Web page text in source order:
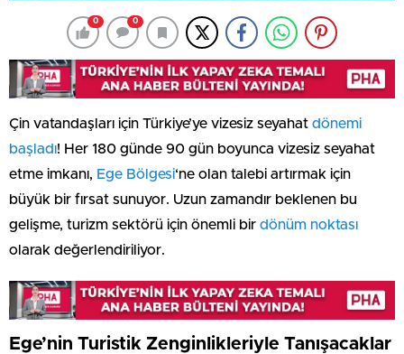
0 0
Çin vatandaşları için Türkiye’ye vizesiz seyahat dönemi
başladı! Her 180 günde 90 gün boyunca vizesiz seyahat
etme imkanı, Ege Bölgesi‘ne olan talebi artırmak için
büyük bir fırsat sunuyor. Uzun zamandır beklenen bu
gelişme, turizm sektörü için önemli bir dönüm noktası
olarak değerlendiriliyor.
Ege’nin Turistik Zenginlikleriyle Tanışacaklar